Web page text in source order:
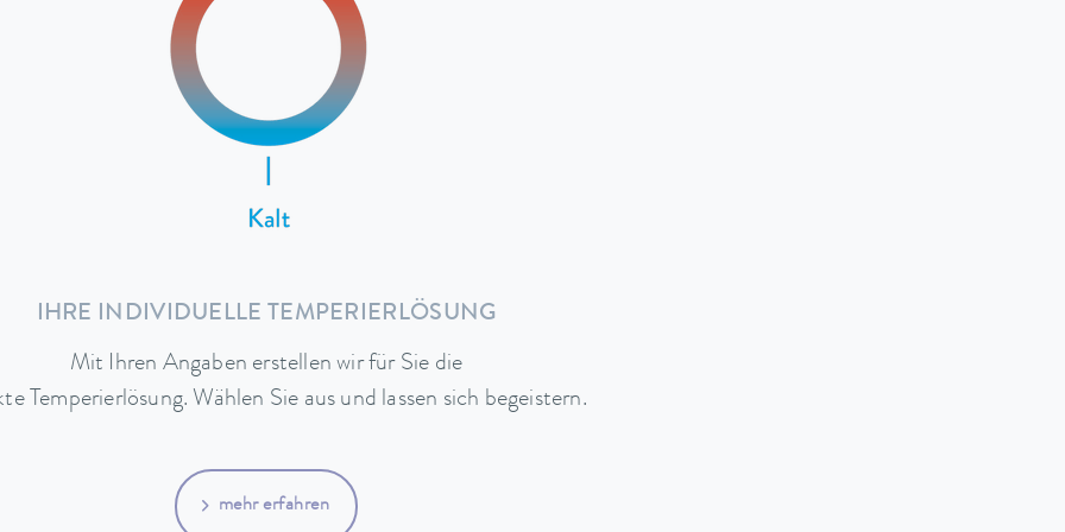
IHRE INDIVIDUELLE TEMPERIERLÖSUNG
Mit Ihren Angaben erstellen wir für Sie die
Temperierlösung. Wählen Sie aus und lassen sich begeistern.
mehr erfahren